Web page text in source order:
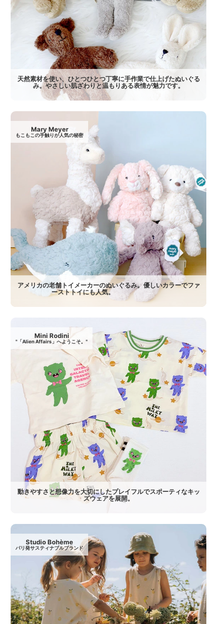
天然素材を使い、ひとつひとつ丁寧に手作業で仕上げたぬいぐる
み。やさしい肌ざわりと温もりある表情が魅力です。
Mary Meyer
もこもこの手触りが人気の秘密
アメリカの老舗トイメーカーのぬいぐるみ。優しいカラーでファ
ーストトイにも人気。
Mini Rodini
"「Alien Affairs」へようこそ。"
動きやすさと想像力を大切にしたプレイフルでスポーティなキッ
ズウェアを展開。
Studio Bohème
パリ発サスティナブルブランド